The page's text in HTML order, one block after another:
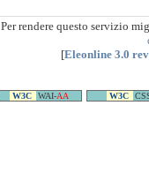
Per rendere questo servizio
[Eleonline 3.0
W3C WAI-AA W3C